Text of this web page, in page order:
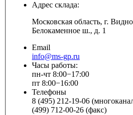
Адрес склада:
Московская область, г.
Белокаменное ш., д. 1
Email
info@ms-gp.ru
Часы работы:
пн-чт 8:00−17:00
пт 8:00−16:00
Телефоны
8 (495) 212-19-06
(499) 712-00-26 (факс)